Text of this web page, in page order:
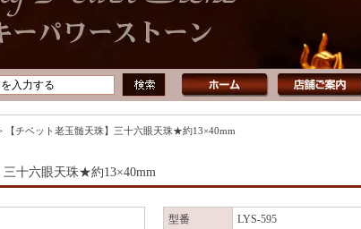
【チベット老玉髄天珠】三十六眼天珠★約13×40mm
三十六眼天珠★約13×40mm
型番
LYS-595